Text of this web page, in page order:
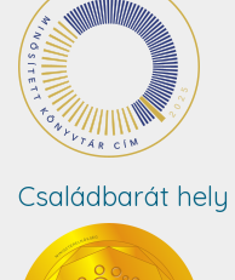
Családbarát hely